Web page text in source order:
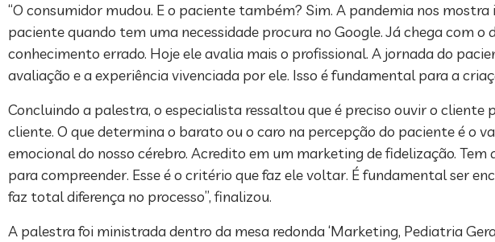
“O consumidor mudou. E o paciente também? Sim. A pandemia nos
paciente quando tem uma necessidade procura no Google. Já chega com
conhecimento errado. Hoje ele avalia mais o profissional. A jornada do
avaliação e a experiência vivenciada por ele. Isso é fundamental para a
Concluindo a palestra, o especialista ressaltou que é preciso ouvir o cliente
cliente. O que determina o barato ou o caro na percepção do paciente é o
emocional do nosso cérebro. Acredito em um marketing de fidelização.
para compreender. Esse é o critério que faz ele voltar. É fundamental ser
faz total diferença no processo”, finalizou.
A palestra foi ministrada dentro da mesa redonda ‘Marketing, Pediatria